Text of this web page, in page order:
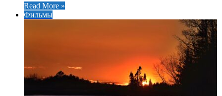
Read More »
Фильмы